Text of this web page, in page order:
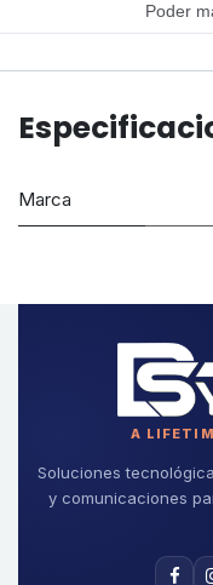
Poder
Marca
A
Soluciones
y comunicaciones